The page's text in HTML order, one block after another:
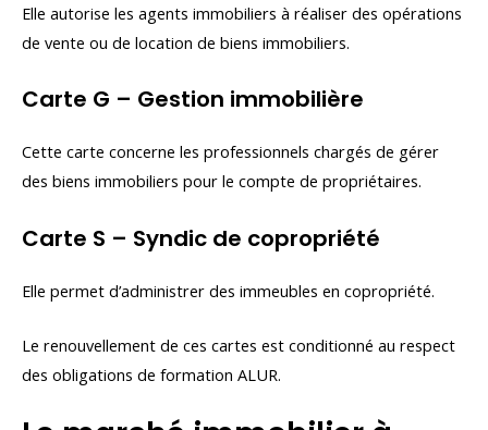
Elle autorise les agents immobiliers à réaliser des opérations
de vente ou de location de biens immobiliers.
Carte G – Gestion immobilière
Cette carte concerne les professionnels chargés de gérer
des biens immobiliers pour le compte de propriétaires.
Carte S – Syndic de copropriété
Elle permet d’administrer des immeubles en copropriété.
Le renouvellement de ces cartes est conditionné au respect
des obligations de formation ALUR.